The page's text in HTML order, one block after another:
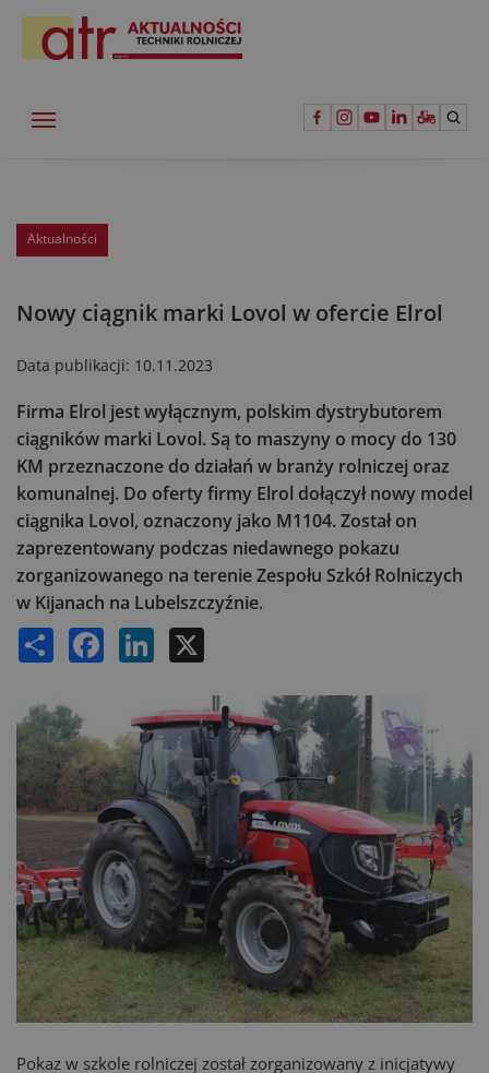
Aktualności
Nowy ciągnik marki Lovol w ofercie Elrol
Data publikacji: 10.11.2023
Firma Elrol jest wyłącznym, polskim dystrybutorem
ciągników marki Lovol. Są to maszyny o mocy do 130
KM przeznaczone do działań w branży rolniczej oraz
komunalnej. Do oferty firmy Elrol dołączył nowy model
ciągnika Lovol, oznaczony jako M1104. Został on
zaprezentowany podczas niedawnego pokazu
zorganizowanego na terenie Zespołu Szkół Rolniczych
w Kijanach na Lubelszczyźnie.
Share Facebook LinkedIn
Pokaz w szkole rolniczej został zorganizowany z inicjatywy